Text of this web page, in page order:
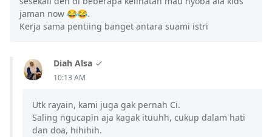
jaman now 😂😂.
Kerja sama pentiing banget antara suami istri
Diah Alsa
10:13 AM
Utk rayain, kami juga gak pernah Ci.
Saling ngucapin aja kagak ituuhh, cukup dalam hati
dan doa, hihihih.